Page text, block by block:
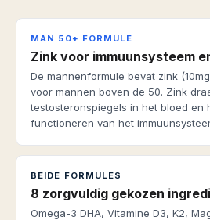
MAN 50+ FORMULE
Zink voor immuunsysteem
De mannenformule bevat zink
voor mannen boven de 50. Zink
testosteronspiegels in het bloed en
functioneren van het
BEIDE FORMULES
8 zorgvuldig gekozen
Omega-3 DHA, Vitamine D3, K2,